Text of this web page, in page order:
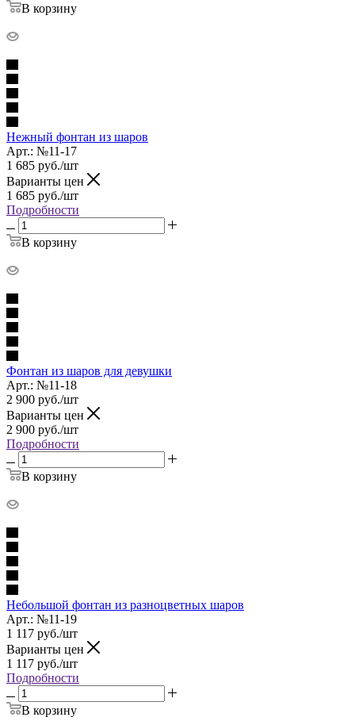
В корзину
Нежный фонтан из шаров
Арт.: №11-17
1 685 руб./шт
Варианты цен
1 685 руб./шт
Подробности
В корзину
Фонтан из шаров для девушки
Арт.: №11-18
2 900 руб./шт
Варианты цен
2 900 руб./шт
Подробности
В корзину
Небольшой фонтан из разноцветных шаров
Арт.: №11-19
1 117 руб./шт
Варианты цен
1 117 руб./шт
Подробности
В корзину